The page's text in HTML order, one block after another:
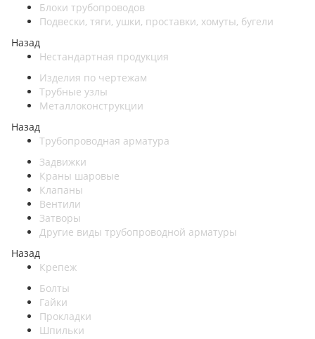
Блоки трубопроводов
Подвески, тяги, ушки, проставки, хомуты, бугели
Назад
Нестандартная продукция
Изделия по чертежам
Трубные узлы
Металлоконструкции
Назад
Трубопроводная арматура
Задвижки
Краны шаровые
Клапаны
Вентили
Затворы
Другие виды трубопроводной арматуры
Назад
Крепеж
Болты
Гайки
Прокладки
Шпильки